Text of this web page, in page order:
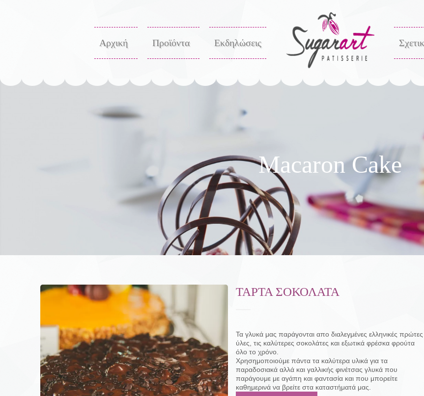
Εκδηλώσεις
Προϊόντα
Αρχική
Macaron Cake
ΤΆΡΤΑ ΣΟΚΟΛΆΤΑ
Τα γλυκά μας παράγονται απο διαλεγμένες ελληνικές πρώτες
ύλες, τις καλύτερες σοκολάτες και εξωτικά φρέσκα φρούτα
όλο το χρόνο.
Χρησημοποιούμε πάντα τα καλύτερα υλικά για τα
παραδοσιακά αλλά και γαλλικής φινέτσας γλυκά που
παράγουμε με αγάπη και φαντασία και που μπορείτε
καθημερινά να βρείτε στα καταστήματά μας.